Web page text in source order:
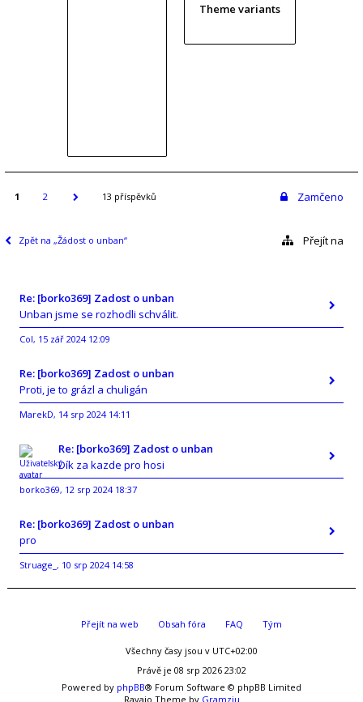
Theme variants
1 2 13 příspěvků Zamčeno
Zpět na „Žádost o unban“ Přejít na
Re: [borko369] Zadost o unban
Unban jsme se rozhodli schválit.
Col, 15 zář 2024 12:09
Re: [borko369] Zadost o unban
Proti, je to grázl a chuligán
MarekD, 14 srp 2024 14:11
Re: [borko369] Zadost o unban
Dík za kazde pro hosi
borko369, 12 srp 2024 18:37
Re: [borko369] Zadost o unban
pro
Struage_ , 10 srp 2024 14:58
Přejít na web Obsah fóra FAQ Tým
Všechny časy jsou v UTC+02:00
Právě je 08 srp 2026 23:02
Powered by phpBB® Forum Software © phpBB Limited
Ravaio Theme by Gramziu